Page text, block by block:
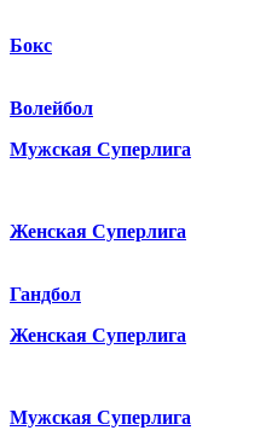
Бокс
Волейбол
Мужская Суперлига
Женская Суперлига
Гандбол
Женская Суперлига
Мужская Суперлига